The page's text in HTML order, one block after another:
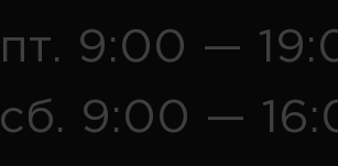
пт. 9:00 —
сб. 9:00 —